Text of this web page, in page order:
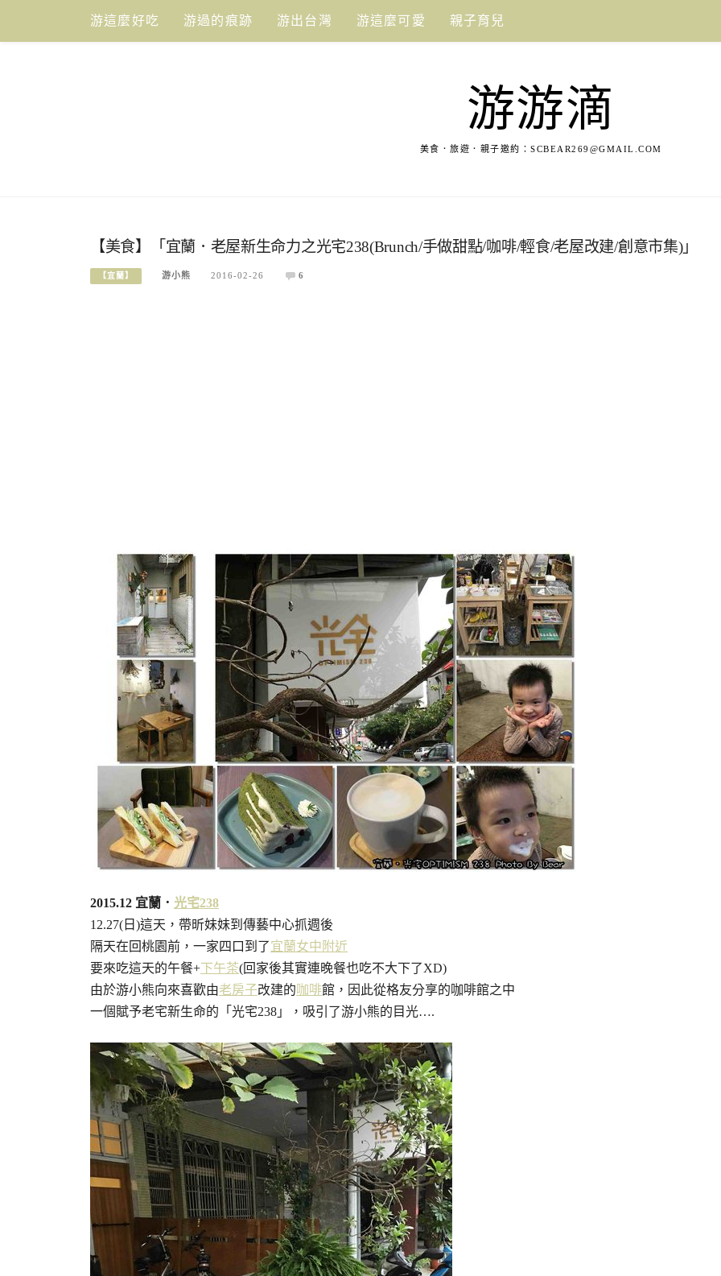
content
游這麼好吃 游過的痕跡 游出台灣 游這麼可愛 親子育兒
游游滴
美食．旅遊．親子邀約： SCBEAR269@GMAIL.COM
【美食】「宜蘭．老屋新生命力之光宅238(Brunch/手做甜點/咖啡/輕食/老屋改建/創意市集)」
【宜蘭】 游小熊 2016-02-26 6
2015.12 宜蘭． 光宅238
12.27(日)這天，帶昕妹妹到傳藝中心抓週後
隔天在回桃園前，一家四口到了宜蘭女中附近
要來吃這天的午餐+下午茶(回家後其實連晚餐也吃不大下了XD)
由於游小熊向來喜歡由老房子改建的咖啡館，因此從格友分享的咖啡館之中
一個賦予老宅新生命的「光宅238」，吸引了游小熊的目光….